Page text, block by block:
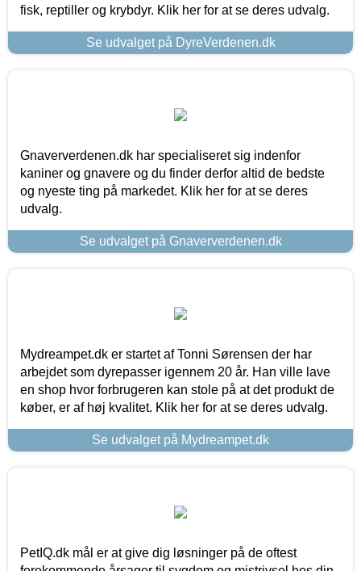
fisk, reptiller og krybdyr. Klik her for at se deres udvalg.
Se udvalget på DyreVerdenen.dk
Gnaververdenen.dk har specialiseret sig indenfor
kaniner og gnavere og du finder derfor altid de bedste
og nyeste ting på markedet. Klik her for at se deres
udvalg.
Se udvalget på Gnaververdenen.dk
Mydreampet.dk er startet af Tonni Sørensen der har
arbejdet som dyrepasser igennem 20 år. Han ville lave
en shop hvor forbrugeren kan stole på at det produkt de
køber, er af høj kvalitet. Klik her for at se deres udvalg.
Se udvalget på Mydreampet.dk
PetIQ.dk mål er at give dig løsninger på de oftest